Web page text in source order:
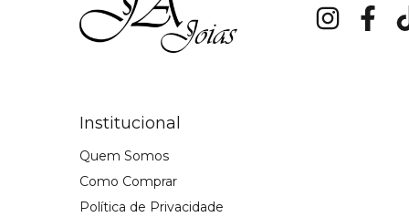
Institucional
Quem Somos
Como Comprar
Política de Privacidade